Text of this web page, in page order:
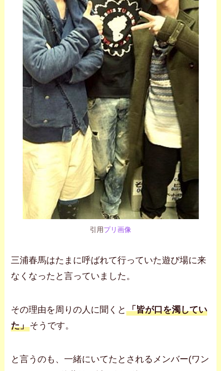
引用プリ画像
三浦春馬はたまに呼ばれて行っていた遊び場に来
なくなったと言っていました。
その理由を周りの人に聞くと「皆が口を濁してい
た」そうです。
と言うのも、一緒にいてたとされるメンバー(ワン